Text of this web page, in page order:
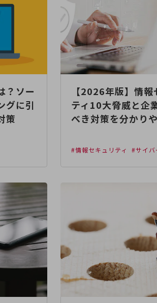
？ソー
グに引
策
【2026年版】情報
ティ10大脅威と企
べき対策を分かり
#情報セキュリティ #サイバ